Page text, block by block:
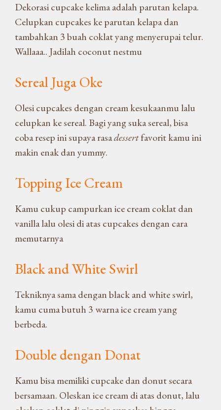
Dekorasi cupcake kelima adalah parutan kelapa.
Celupkan cupcakes ke parutan kelapa dan
tambahkan 3 buah coklat yang menyerupai telur.
Wallaaa.. Jadilah coconut nestmu
Sereal Juga Oke
Olesi cupcakes dengan cream kesukaanmu lalu
celupkan ke sereal. Bagi yang suka sereal, bisa
coba resep ini supaya rasadessertfavorit kamu ini
makin enak dan yummy.
Topping Ice Cream
Kamu cukup campurkan ice cream coklat dan
vanilla lalu olesi di atas cupcakes dengan cara
memutarnya
Black and White Swirl
Tekniknya sama dengan black and white swirl,
kamu cuma butuh 3 warna ice cream yang
berbeda.
Double dengan Donat
Kamu bisa memiliki cupcake dan donut secara
bersamaan. Oleskan ice cream di atas donut, lalu